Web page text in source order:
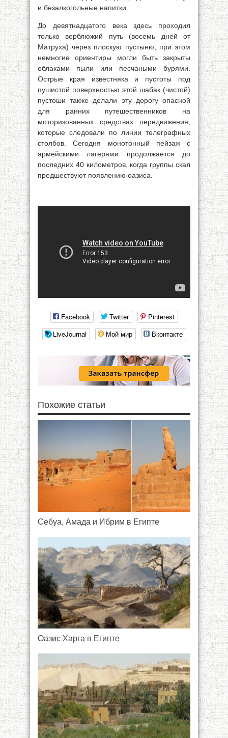
и безалкогольные напитки.
До девятнадцатого века здесь проходил
только верблюжий путь (восемь дней от
Матруха) через плоскую пустыню, при этом
немногие ориентиры могли быть закрыты
облаками пыли или песчаными бурями.
Острые края известняка и пустоты под
пушистой поверхностью этой шабак (чистой)
пустоши также делали эту дорогу опасной
для ранних путешественников на
моторизованных средствах передвижения,
которые следовали по линии телеграфных
столбов. Сегодня монотонный пейзаж с
армейскими лагерями продолжается до
последних 40 километров, когда группы скал
предшествуют появлению оазиса.
Facebook Twitter
Pinterest
LiveJournal
Мой мир Вконтакте
Похожие статьи
Себуа, Амада и Ибрим в Египте
Оазис Харга в Египте